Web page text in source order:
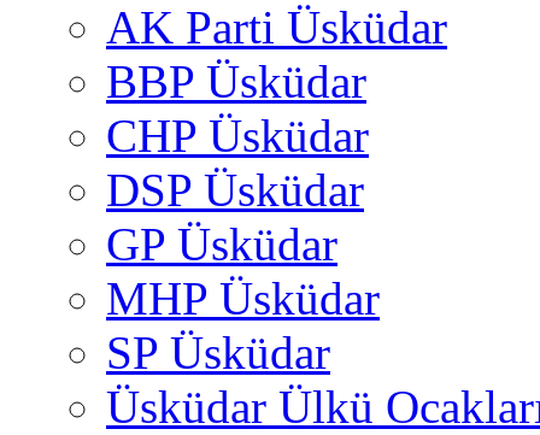
AK Parti Üsküdar
BBP Üsküdar
CHP Üsküdar
DSP Üsküdar
GP Üsküdar
MHP Üsküdar
SP Üsküdar
Üsküdar Ülkü